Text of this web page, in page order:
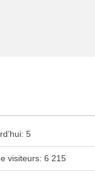
5
visiteurs:6 215